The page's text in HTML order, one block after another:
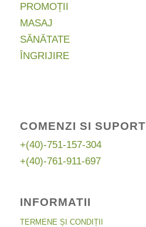
PROMOȚII
MASAJ
SĂNĂTATE
ÎNGRIJIRE
COMENZI SI SUPORT
+(40)-751-157-304
+(40)-761-911-697
INFORMATII
TERMENE ȘI CONDIȚII